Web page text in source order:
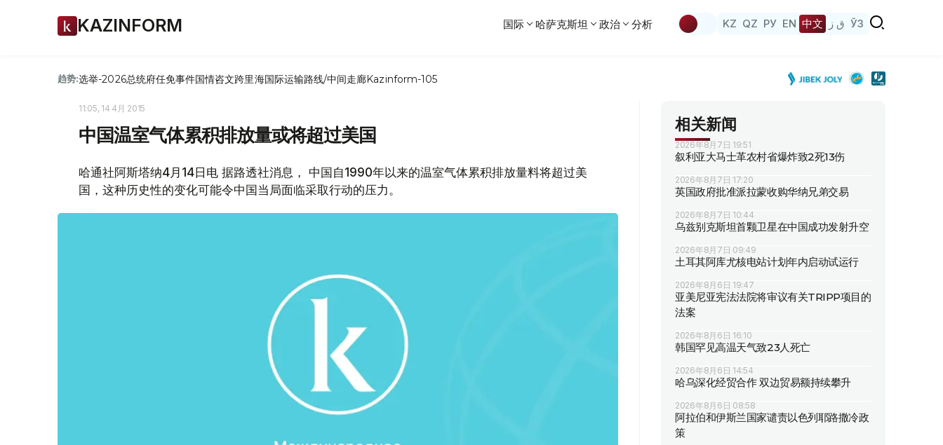
KAZINFORM 国际 哈萨克斯坦 政治 分析 KZ QZ РУ EN 中文 ق ز ЎЗ
趋势:选举-2026总统府任免事件国情咨文跨里海国际运输路线/中间走廊Kazinform-105
11:05, 14 4月 2015
中国温室气体累积排放量或将超过美国
哈通社阿斯塔纳4月14日电 据路透社消息， 中国自1990年以来的温室气体累积排放量料将超过美
国，这种历史性的变化可能令中国当局面临采取行动的压力。
相关新闻
2026年8月7日 19:51
叙利亚大马士革农村省爆炸致2死13伤
2026年8月7日 17:20
英国政府批准派拉蒙收购华纳兄弟交易
2026年8月7日 10:44
乌兹别克斯坦首颗卫星在中国成功发射升空
2026年8月7日 09:49
土耳其阿库尤核电站计划年内启动试运行
2026年8月6日 19:47
亚美尼亚宪法法院将审议有关TRIPP项目的
法案
2026年8月6日 16:10
韩国罕见高温天气致23人死亡
2026年8月6日 14:54
哈乌深化经贸合作 双边贸易额持续攀升
2026年8月6日 08:58
阿拉伯和伊斯兰国家谴责以色列耶路撒冷政
策